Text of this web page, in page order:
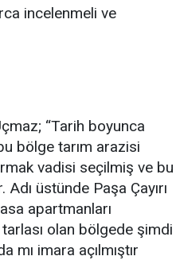
incelenmeli ve
“Tarih boyunca
bölge tarım arazisi
vadisi seçilmiş ve bu
üstünde Paşa Çayırı
apartmanları
tarlası olan bölgede şimdi
mı imara açılmıştır